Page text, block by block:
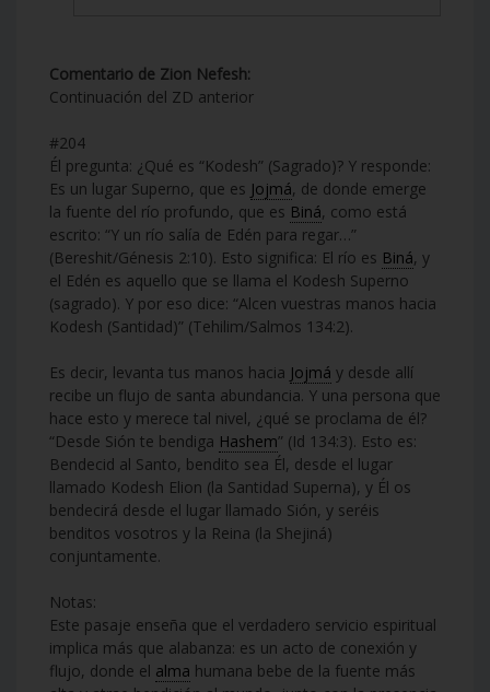
Comentario de Zion Nefesh:
Continuación del ZD anterior
#204
Él pregunta: ¿Qué es “Kodesh” (Sagrado)? Y responde:
Es un lugar Superno, que es Jojmá, de donde emerge
la fuente del río profundo, que es Biná, como está
escrito: “Y un río salía de Edén para regar…”
(Bereshit/Génesis 2:10). Esto significa: El río es Biná, y
el Edén es aquello que se llama el Kodesh Superno
(sagrado). Y por eso dice: “Alcen vuestras manos hacia
Kodesh (Santidad)” (Tehilim/Salmos 134:2).
Es decir, levanta tus manos hacia Jojmá y desde allí
recibe un flujo de santa abundancia. Y una persona que
hace esto y merece tal nivel, ¿qué se proclama de él?
“Desde Sión te bendiga Hashem” (Id 134:3). Esto es:
Bendecid al Santo, bendito sea Él, desde el lugar
llamado Kodesh Elion (la Santidad Superna), y Él os
bendecirá desde el lugar llamado Sión, y seréis
benditos vosotros y la Reina (la Shejiná)
conjuntamente.
Notas:
Este pasaje enseña que el verdadero servicio espiritual
implica más que alabanza: es un acto de conexión y
flujo, donde el alma humana bebe de la fuente más